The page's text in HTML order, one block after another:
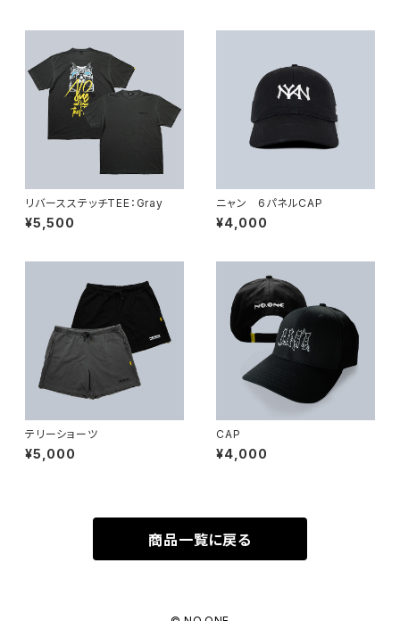
リバースステッチTEE：Gray
¥5,500
ニャン 6パネルCAP
¥4,000
テリーショーツ
¥5,000
CAP
¥4,000
商品一覧に戻る